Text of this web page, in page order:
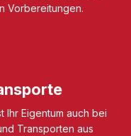
Vorbereitungen.
Ihr Eigentum auch bei
Transporten aus